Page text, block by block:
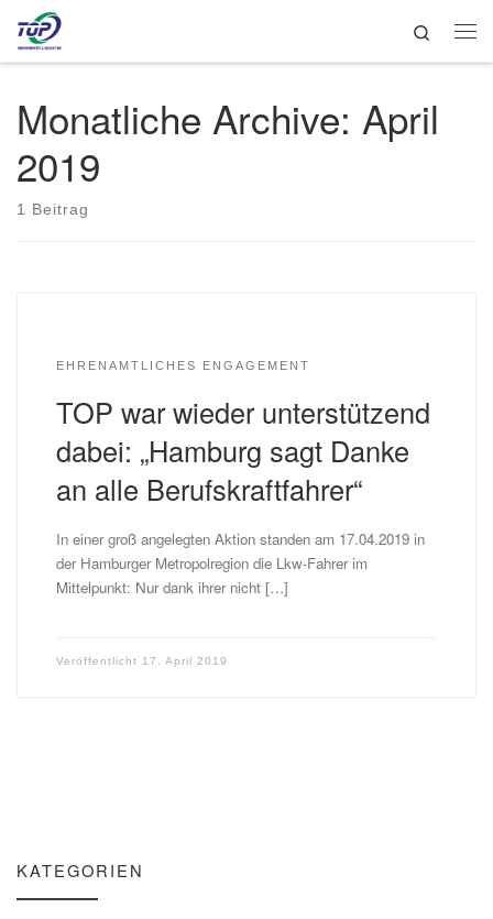
Zum Inhalt springen
Search
Monatliche Archive: April
2019
1 Beitrag
EHRENAMTLICHES ENGAGEMENT
TOP war wieder unterstützend
dabei: „Hamburg sagt Danke
an alle Berufskraftfahrer“
In einer groß angelegten Aktion standen am 17.04.2019 in
der Hamburger Metropolregion die Lkw-Fahrer im
Mittelpunkt: Nur dank ihrer nicht […]
Veröffentlicht 17. April 2019
KATEGORIEN